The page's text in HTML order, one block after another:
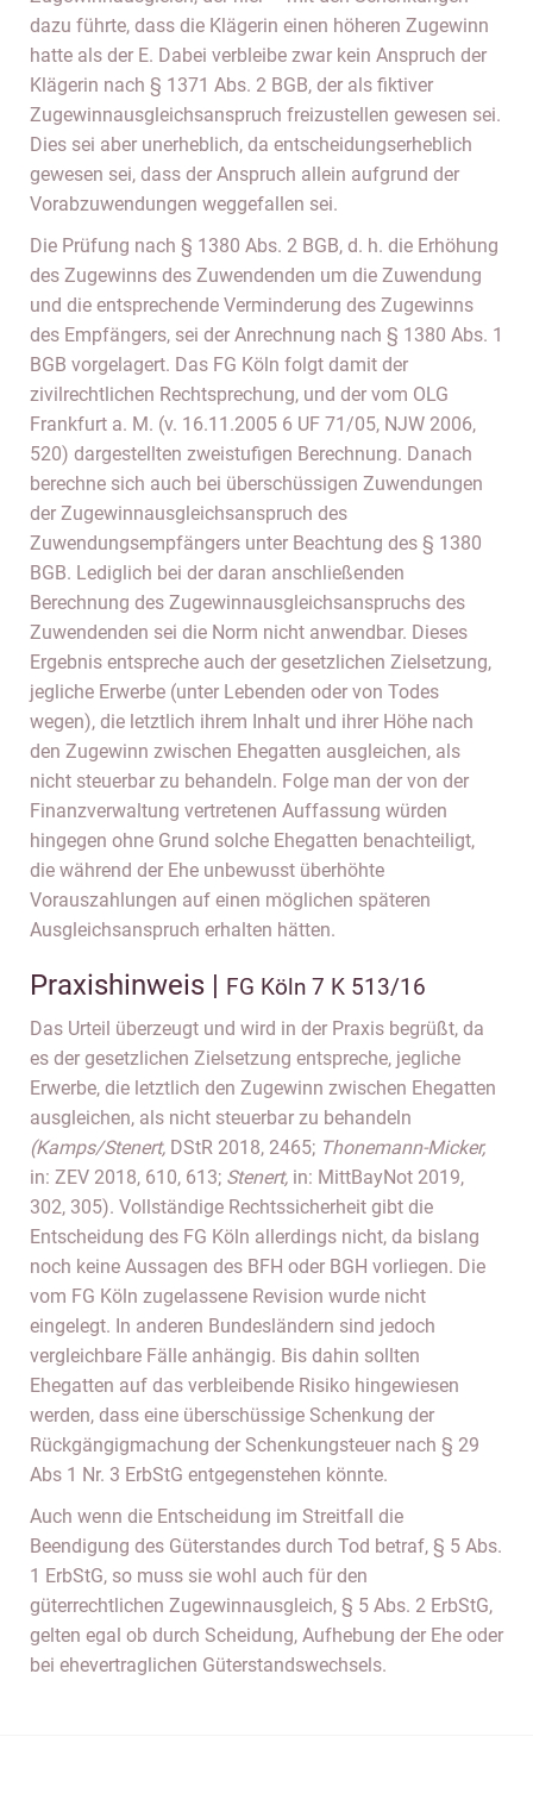
dazu führte, dass die Klägerin einen höheren Zugewinn
hatte als der E. Dabei verbleibe zwar kein Anspruch der
Klägerin nach § 1371 Abs. 2 BGB, der als fiktiver
Zugewinnausgleichsanspruch freizustellen gewesen sei.
Dies sei aber unerheblich, da entscheidungserheblich
gewesen sei, dass der Anspruch allein aufgrund der
Vorabzuwendungen weggefallen sei.
Die Prüfung nach § 1380 Abs. 2 BGB, d. h. die Erhöhung
des Zugewinns des Zuwendenden um die Zuwendung
und die entsprechende Verminderung des Zugewinns
des Empfängers, sei der Anrechnung nach § 1380 Abs. 1
BGB vorgelagert. Das FG Köln folgt damit der
zivilrechtlichen Rechtsprechung, und der vom OLG
Frankfurt a. M. (v. 16.11.2005 6 UF 71/05, NJW 2006,
520) dargestellten zweistufigen Berechnung. Danach
berechne sich auch bei überschüssigen Zuwendungen
der Zugewinnausgleichsanspruch des
Zuwendungsempfängers unter Beachtung des § 1380
BGB. Lediglich bei der daran anschließenden
Berechnung des Zugewinnausgleichsanspruchs des
Zuwendenden sei die Norm nicht anwendbar. Dieses
Ergebnis entspreche auch der gesetzlichen Zielsetzung,
jegliche Erwerbe (unter Lebenden oder von Todes
wegen), die letztlich ihrem Inhalt und ihrer Höhe nach
den Zugewinn zwischen Ehegatten ausgleichen, als
nicht steuerbar zu behandeln. Folge man der von der
Finanzverwaltung vertretenen Auffassung würden
hingegen ohne Grund solche Ehegatten benachteiligt,
die während der Ehe unbewusst überhöhte
Vorauszahlungen auf einen möglichen späteren
Ausgleichsanspruch erhalten hätten.
Praxishinweis | FG Köln 7 K 513/16
Das Urteil überzeugt und wird in der Praxis begrüßt, da
es der gesetzlichen Zielsetzung entspreche, jegliche
Erwerbe, die letztlich den Zugewinn zwischen Ehegatten
ausgleichen, als nicht steuerbar zu behandeln
(Kamps/Stenert, DStR 2018, 2465; Thonemann-Micker,
in: ZEV 2018, 610, 613; Stenert, in: MittBayNot 2019,
302, 305). Vollständige Rechtssicherheit gibt die
Entscheidung des FG Köln allerdings nicht, da bislang
noch keine Aussagen des BFH oder BGH vorliegen. Die
vom FG Köln zugelassene Revision wurde nicht
eingelegt. In anderen Bundesländern sind jedoch
vergleichbare Fälle anhängig. Bis dahin sollten
Ehegatten auf das verbleibende Risiko hingewiesen
werden, dass eine überschüssige Schenkung der
Rückgängigmachung der Schenkungsteuer nach § 29
Abs 1 Nr. 3 ErbStG entgegenstehen könnte.
Auch wenn die Entscheidung im Streitfall die
Beendigung des Güterstandes durch Tod betraf, § 5 Abs.
1 ErbStG, so muss sie wohl auch für den
güterrechtlichen Zugewinnausgleich, § 5 Abs. 2 ErbStG,
gelten egal ob durch Scheidung, Aufhebung der Ehe oder
bei ehevertraglichen Güterstandswechsels.